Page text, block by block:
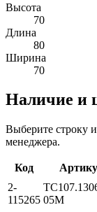
Высота
70
Длина
80
Ширина
70
Наличие и
Выберите строку
менеджера.
Код
2-
115265 05М